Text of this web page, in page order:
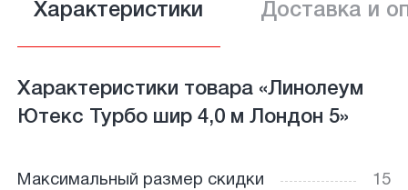
Характеристики Доставка и
Характеристики товара «Линолеум
Ютекс Турбо шир 4,0 м Лондон 5»
Максимальный размер скидки 15